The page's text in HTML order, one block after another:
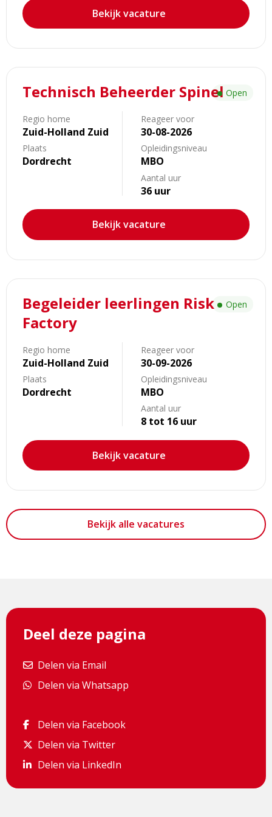
Bekijk vacature
Technisch Beheerder Spinel
Regio home
Zuid-Holland Zuid
Plaats
Dordrecht
Reageer voor
30-08-2026
Opleidingsniveau
MBO
Aantal uur
36 uur
Bekijk vacature
Open
Lees
meer
Technisch
Beheerder
Spinel
Begeleider leerlingen Risk
Factory
Regio home
Zuid-Holland Zuid
Plaats
Dordrecht
Reageer voor
30-09-2026
Opleidingsniveau
MBO
Aantal uur
8 tot 16 uur
Bekijk vacature
Open
Lees
meer
over
Begeleider
leerlingen
Risk
Factory
Bekijk alle vacatures
Deel deze pagina
Delen via Email
Delen via Email
Delen via Whatsapp
Delen via Whatsapp
Delen via Facebook
Delen via Facebook
Delen via Twitter
Delen via Twitter
Delen via LinkedIn
Delen via LinkedIn